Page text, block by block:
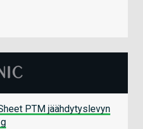
PTM jäähdytyslevyn